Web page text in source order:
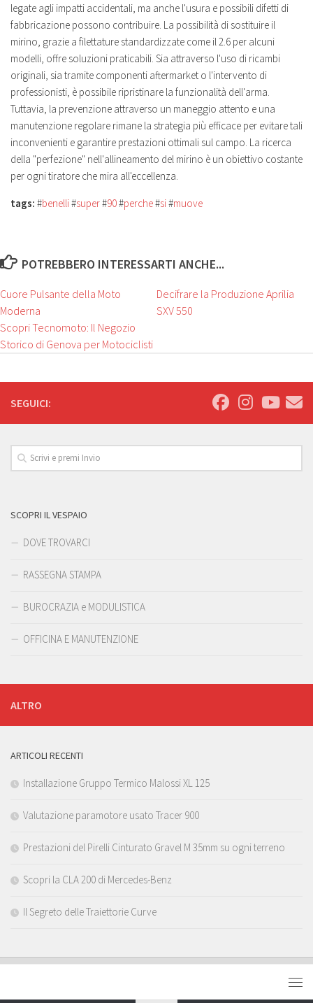
legate agli impatti accidentali, ma anche l'usura e possibili difetti di
fabbricazione possono contribuire. La possibilità di sostituire il
mirino, grazie a filettature standardizzate come il 2.6 per alcuni
modelli, offre soluzioni praticabili. Sia attraverso l'uso di ricambi
originali, sia tramite componenti aftermarket o l'intervento di
professionisti, è possibile ripristinare la funzionalità dell'arma.
Tuttavia, la prevenzione attraverso un maneggio attento e una
manutenzione regolare rimane la strategia più efficace per evitare tali
inconvenienti e garantire prestazioni ottimali sul campo. La ricerca
della "perfezione" nell'allineamento del mirino è un obiettivo costante
per ogni tiratore che mira all'eccellenza.
tags: #benelli#super#90#perche#si#muove
POTREBBERO INTERESSARTI ANCHE...
Cuore Pulsante della Moto
Moderna
Decifrare la Produzione Aprilia
SXV 550
Scopri Tecnomoto: Il Negozio
Storico di Genova per Motociclisti
SEGUICI:
SCOPRI IL VESPAIO
DOVE TROVARCI
RASSEGNA STAMPA
BUROCRAZIA e MODULISTICA
OFFICINA E MANUTENZIONE
ALTRO
ARTICOLI RECENTI
Installazione Gruppo Termico Malossi XL 125
Valutazione paramotore usato Tracer 900
Prestazioni del Pirelli Cinturato Gravel M 35mm su ogni terreno
Scopri la CLA 200 di Mercedes-Benz
Il Segreto delle Traiettorie Curve